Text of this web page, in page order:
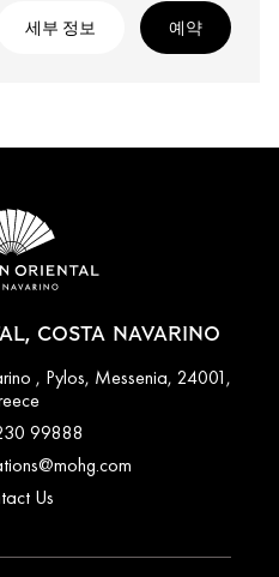
세부 정보 예약
COSTA NAVARINO
, Pylos, Messenia, 24001,
99888
Us